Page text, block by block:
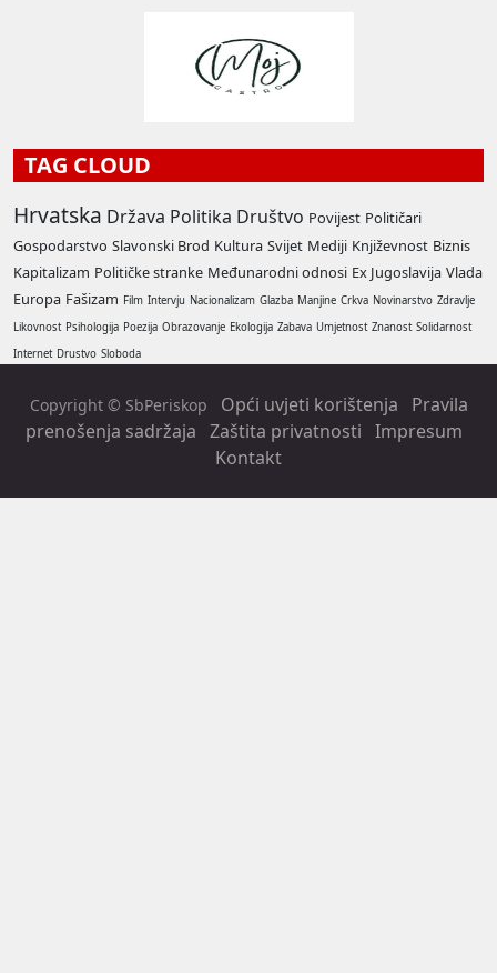
TAG CLOUD
Hrvatska Država Politika Društvo Povijest Političari
Gospodarstvo Slavonski Brod Kultura Svijet Mediji Književnost Biznis
Kapitalizam Političke stranke Međunarodni odnosi Ex Jugoslavija Vlada
Europa Fašizam Film Intervju Nacionalizam Glazba Manjine Crkva Novinarstvo Zdravlje
Likovnost Psihologija Poezija Obrazovanje Ekologija Zabava Umjetnost Znanost Solidarnost
Internet Drustvo Sloboda
Copyright © SbPeriskop Opći uvjeti korištenja
Pravila
prenošenja sadržaja Zaštita privatnosti Impresum
Kontakt